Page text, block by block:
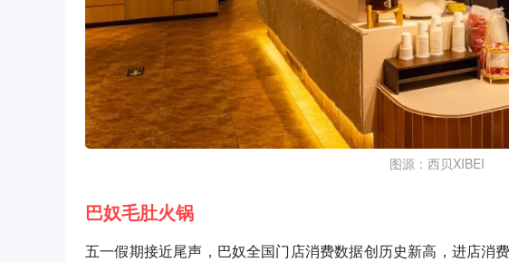
图源：西贝XIBEI
巴奴毛肚火锅
五一假期接近尾声，巴奴全国门店消费数据创历史新高，进店消